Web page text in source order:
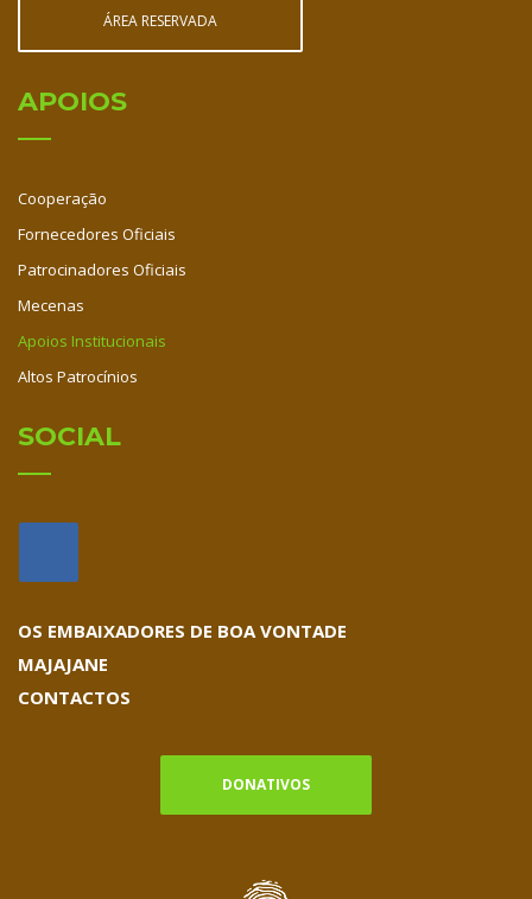
ÁREA RESERVADA
APOIOS
Cooperação
Fornecedores Oficiais
Patrocinadores Oficiais
Mecenas
Apoios Institucionais
Altos Patrocínios
SOCIAL
OS EMBAIXADORES DE BOA VONTADE
MAJAJANE
CONTACTOS
DONATIVOS